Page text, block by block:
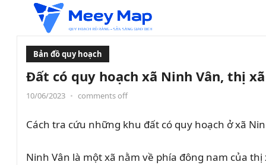
Bản đồ quy hoạch
Đất có quy hoạch xã Ninh Vân, thị
10/06/2023 • comments off
Cách tra cứu những khu đất có quy hoạch ở xã
Ninh Vân là một xã nằm về phía đông nam của